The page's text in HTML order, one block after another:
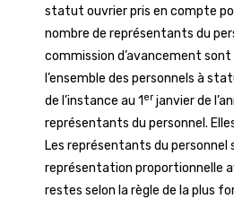
statut ouvrier pris en compte
nombre de représentants du
commission d’avancement
l’ensemble des personnels à
de l’instance au 1 er janvier de
représentants du personnel.
Les représentants du personnel
représentation proportionnelle
restes selon la règle de la plus